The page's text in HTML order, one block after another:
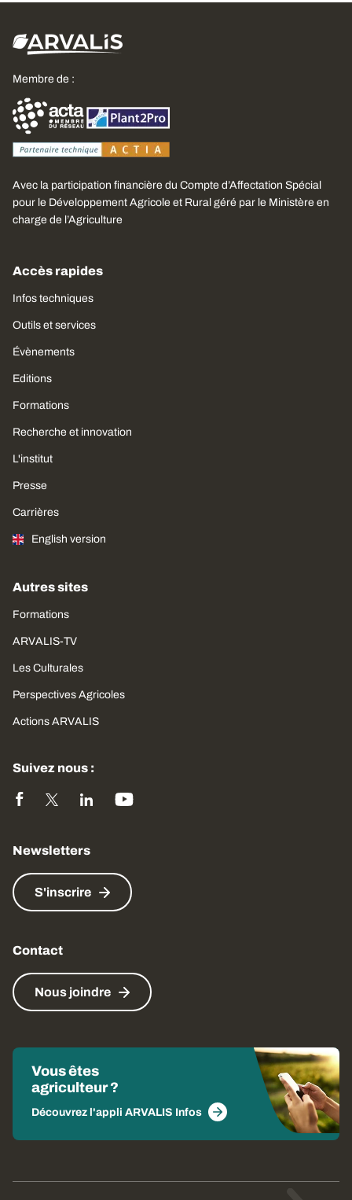
Membre de :
Avec la participation financière du Compte d’Affectation Spécial
pour le Développement Agricole et Rural géré par le Ministère en
charge de l’Agriculture
Accès rapides
Infos techniques
Outils et services
Évènements
Editions
Formations
Recherche et innovation
L'institut
Presse
Carrières
English version
Autres sites
Formations
ARVALIS-TV
Les Culturales
Perspectives Agricoles
Actions ARVALIS
Suivez nous :
Newsletters
S'inscrire
Contact
Nous joindre
Vous êtes
agriculteur ?
Découvrez l'appli ARVALIS Infos